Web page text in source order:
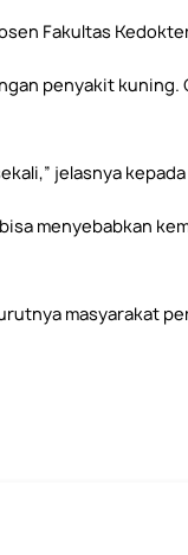
Fakultas
penyakit kuning.
jelasnya
menyebabkan
masyarakat